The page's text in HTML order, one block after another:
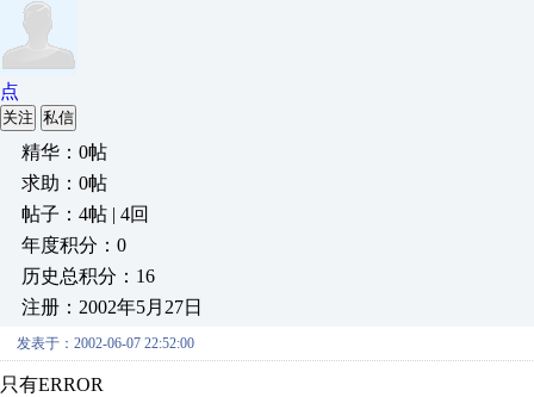
点
关注 私信
精华：0帖
求助：0帖
帖子：4帖 | 4回
年度积分：0
历史总积分：16
注册：2002年5月27日
发表于：2002-06-07 22:52:00
只有ERROR